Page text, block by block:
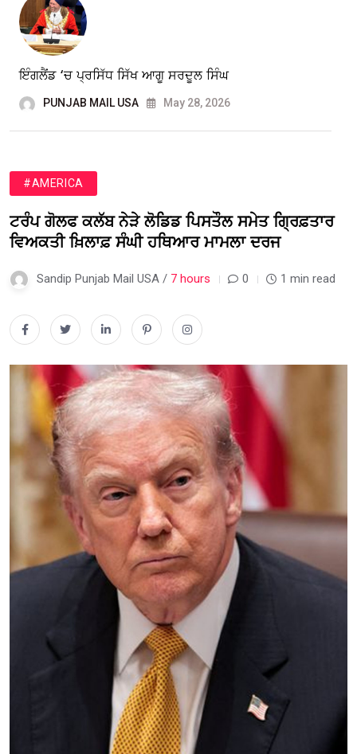
ਇੰਗਲੈਂਡ ‘ਚ ਪ੍ਰਸਿੱਧ ਸਿੱਖ ਆਗੂ ਸਰਦੂਲ ਸਿੰਘ
PUNJAB MAIL USA May 28, 2026
#AMERICA
ਟਰੰਪ ਗੋਲਫ ਕਲੱਬ ਨੇੜੇ ਲੋਡਿਡ ਪਿਸਤੌਲ ਸਮੇਤ ਗ੍ਰਿਫ਼ਤਾਰ
ਵਿਅਕਤੀ ਖ਼ਿਲਾਫ਼ ਸੰਘੀ ਹਥਿਆਰ ਮਾਮਲਾ ਦਰਜ
Sandip Punjab Mail USA / 7 hours 0 1 min read